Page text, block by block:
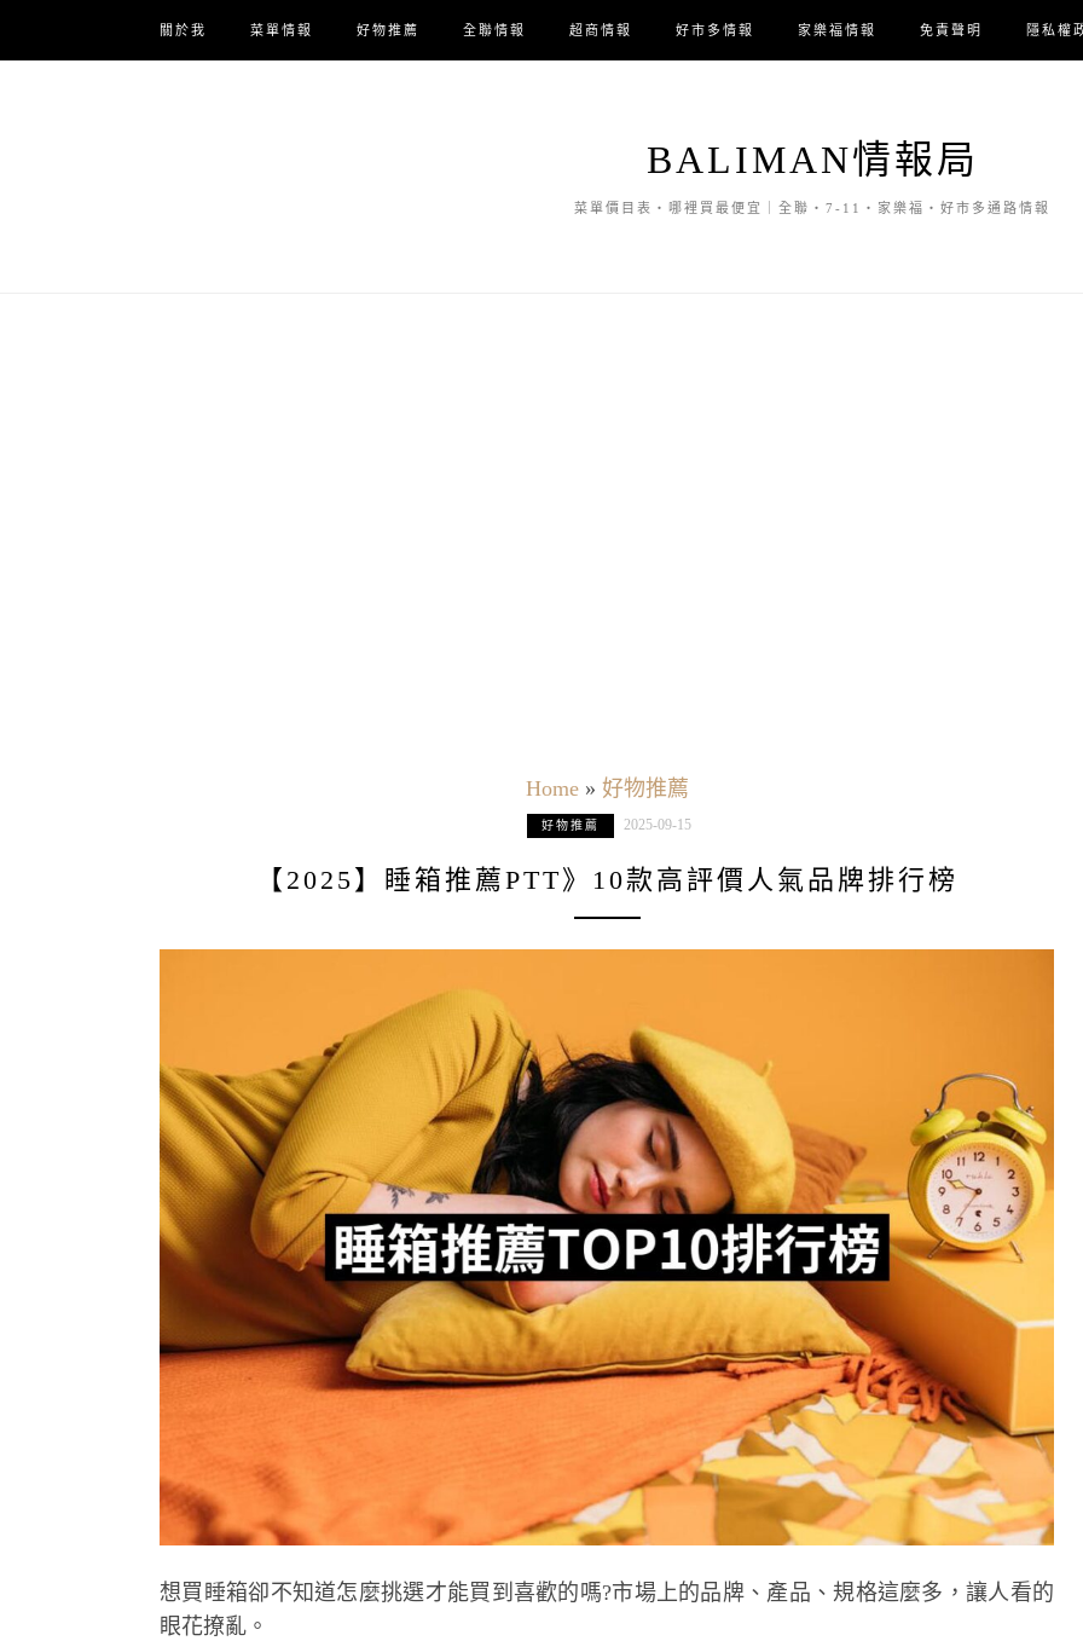
關於我 菜單情報 好物推薦 全聯情報 超商情報 好市多情報 家樂福情報 免責聲明 隱私權
BALIMAN情報局
菜單價目表・哪裡買最便宜｜全聯・7-11・家樂福・好市多通路情報
Home» 好物推薦
好物推薦 2025-09-15
【2025】睡箱推薦PTT》10款高評價人氣品牌排行榜
想買睡箱卻不知道怎麼挑選才能買到喜歡的嗎?市場上的品牌、產品、規格這麼多，讓人看的
眼花撩亂。